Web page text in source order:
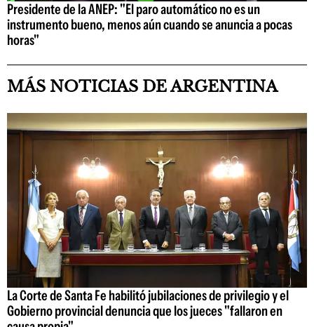
Presidente de la ANEP: "El paro automático no es un
instrumento bueno, menos aún cuando se anuncia a pocas
horas"
MÁS NOTICIAS DE ARGENTINA
La Corte de Santa Fe habilitó jubilaciones de privilegio y el
Gobierno provincial denuncia que los jueces "fallaron en